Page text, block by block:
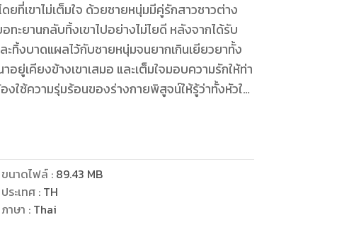
ยที่เขาไม่เต็มใจ ด้วยชายหนุ่มมีคู่รักสาวชาวต่าง
ะยานกลับทิ้งเขาไปอย่างไม่ไยดี หลังจากได้รับ
ทิ้งบาดแผลไว้กับชายหนุ่มจนยากเกินเยียวยาทั้ง
ยู่เคียงข้างเขาเสมอ และเต็มใจมอบความรักให้ท่า
ใช้ความรุ่มร้อนของร่างกายพิสูจน์ให้รู้ว่าทั้งหัวใจ
ระจกบานนั้นให้เขาเห็นเต็มตา ก่อนจะหมุนหล่อน
ในบ้านหลังนั้น..."
ขนาดไฟล์: 89.43 MB
ประเทศ : TH
ภาษา : Thai